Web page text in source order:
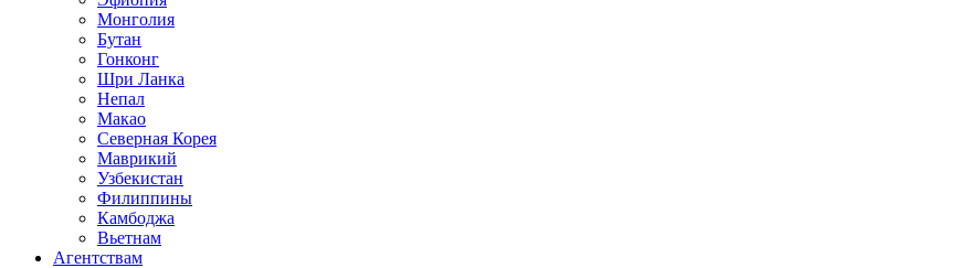
Монголия
Бутан
Гонконг
Шри Ланка
Непал
Макао
Северная Корея
Маврикий
Узбекистан
Филиппины
Камбоджа
Вьетнам
Агентствам